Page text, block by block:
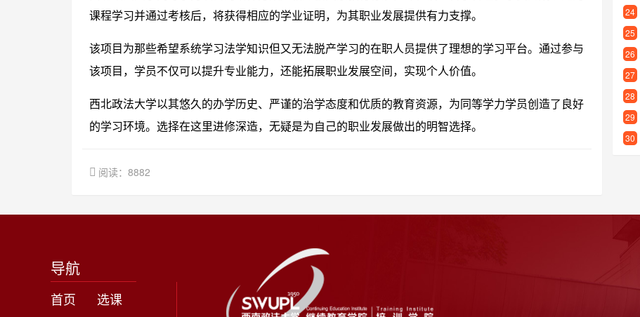
课程学习并通过考核后，将获得相应的学业证明，为其职业发展提供有力支撑。
该项目为那些希望系统学习法学知识但又无法脱产学习的在职人员提供了理想的学习平台。通过参与
该项目，学员不仅可以提升专业能力，还能拓展职业发展空间，实现个人价值。
西北政法大学以其悠久的办学历史、严谨的治学态度和优质的教育资源，为同等学力学员创造了良好
的学习环境。选择在这里进修深造，无疑是为自己的职业发展做出的明智选择。
阅读：8882
24
25
26
27
28
29
30
导航
首页 选课